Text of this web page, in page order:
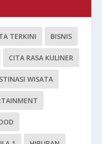
TERKINI BISNIS
CITA RASA KULINER
WISATA